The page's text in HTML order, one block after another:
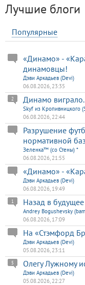
Лучшие блоги
Популярные
«Динамо» -
динамовцы!
Дэви Аркадьев (Devi)
06.08.2026, 23:35
Динамо
2
Skyf из Кропивницкого
06.08.2026, 22:44
Разрушение
нормативной
Зеленка™ (со Стены) *
06.08.2026, 21:55
«Динамо» -
Дэви Аркадьев (Devi)
06.08.2026, 19:49
Назад в будущее
1
Andrey Bogushevsky
06.08.2026, 17:09
На «Стэмфорд
Дэви Аркадьев (Devi)
05.08.2026, 23:11
Олегу Лужному
5
Дэви Аркадьев (Devi)
05.08.2026, 22:27